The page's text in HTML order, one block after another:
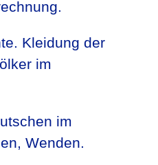
Kleidung der
im
im
Wenden.